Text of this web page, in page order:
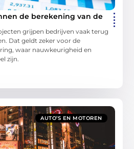
de berekening van de
grijpen bedrijven vaak terug
Dat geldt zeker voor de
waar nauwkeurigheid en
zijn.
AUTO’S EN MOTOREN